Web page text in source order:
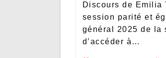
Discours de Emilia
session parité et
général 2025 de la
d’accéder à…